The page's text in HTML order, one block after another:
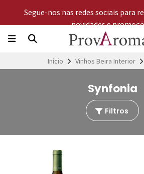
Segue-nos nas redes sociais para
novidades e
Início Vinhos Beira Interior
Synfonia
Filtros